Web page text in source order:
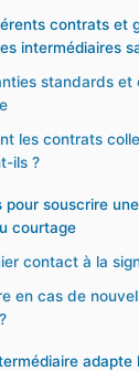
contrats et
intermédiaires
standards et
les contrats
ils ?
pour souscrire
courtage
contact à la
en cas de
adapte